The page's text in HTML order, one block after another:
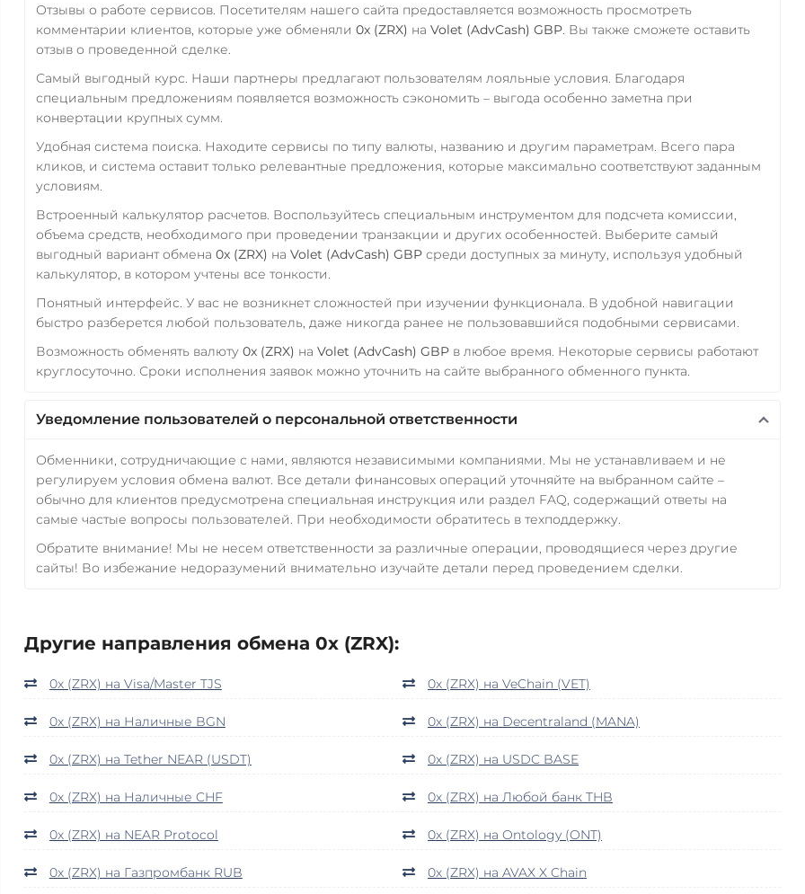
Отзывы о работе сервисов. Посетителям нашего сайта предоставляется возможность просмотреть
комментарии клиентов, которые уже обменяли 0x (ZRX) на Volet (AdvCash) GBP. Вы также сможете оставить
отзыв о проведенной сделке.
Самый выгодный курс. Наши партнеры предлагают пользователям лояльные условия. Благодаря
специальным предложениям появляется возможность сэкономить – выгода особенно заметна при
конвертации крупных сумм.
Удобная система поиска. Находите сервисы по типу валюты, названию и другим параметрам. Всего пара
кликов, и система оставит только релевантные предложения, которые максимально соответствуют заданным
условиям.
Встроенный калькулятор расчетов. Воспользуйтесь специальным инструментом для подсчета комиссии,
объема средств, необходимого при проведении транзакции и других особенностей. Выберите самый
выгодный вариант обмена 0x (ZRX) на Volet (AdvCash) GBPсреди доступных за минуту, используя удобный
калькулятор, в котором учтены все тонкости.
Понятный интерфейс. У вас не возникнет сложностей при изучении функционала. В удобной навигации
быстро разберется любой пользователь, даже никогда ранее не пользовавшийся подобными сервисами.
Возможность обменять валюту 0x (ZRX) на Volet (AdvCash) GBPв любое время. Некоторые сервисы работают
круглосуточно. Сроки исполнения заявок можно уточнить на сайте выбранного обменного пункта.
Уведомление пользователей о персональной ответственности
Обменники, сотрудничающие с нами, являются независимыми компаниями. Мы не устанавливаем и не
регулируем условия обмена валют. Все детали финансовых операций уточняйте на выбранном сайте –
обычно для клиентов предусмотрена специальная инструкция или раздел FAQ, содержащий ответы на
самые частые вопросы пользователей. При необходимости обратитесь в техподдержку.
Обратите внимание! Мы не несем ответственности за различные операции, проводящиеся через другие
сайты! Во избежание недоразумений внимательно изучайте детали перед проведением сделки.
Другие направления обмена 0x (ZRX):
0x (ZRX) на Visa/Master TJS 0x (ZRX) на VeChain (VET)
0x (ZRX) на Наличные BGN 0x (ZRX) на Decentraland (MANA)
0x (ZRX) на Tether NEAR (USDT) 0x (ZRX) на USDC BASE
0x (ZRX) на Наличные CHF 0x (ZRX) на Любой банк THB
0x (ZRX) на NEAR Protocol 0x (ZRX) на Ontology (ONT)
0x (ZRX) на Газпромбанк RUB 0x (ZRX) на AVAX X Chain